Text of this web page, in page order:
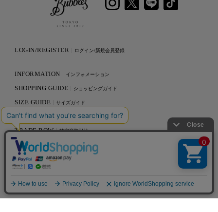
LOGIN/REGISTER ログイン/新規会員登録
INFORMATION インフォメーション
SHOPPING GUIDE ショッピングガイド
SIZE GUIDE サイズガイド
SHOP LIST ショップリスト
TRADE ROW 特定商取引法
PRIVACY POLICY プライバシーポリシー
CONTACT お問い合わせ